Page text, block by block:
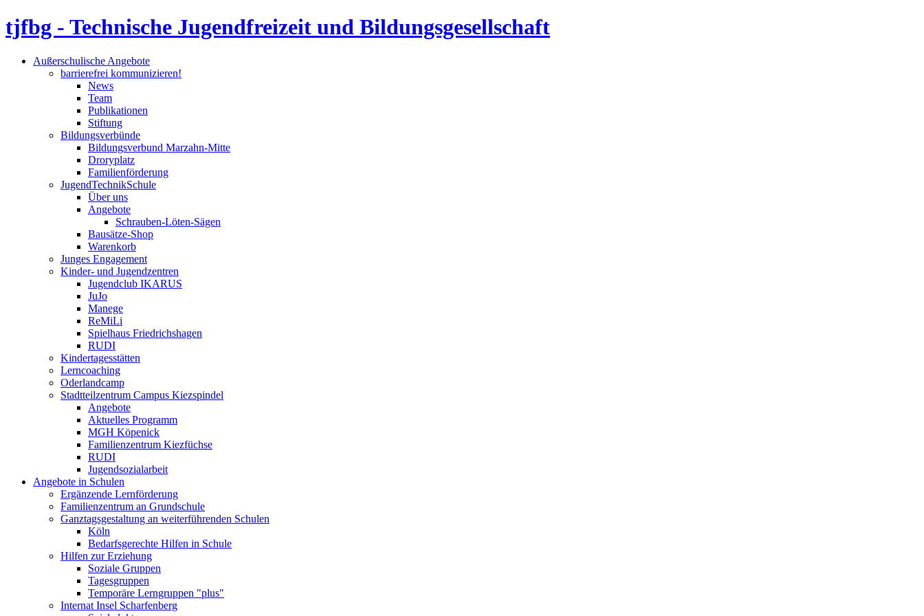
tjfbg - Technische Jugendfreizeit und Bildungsgesellschaft
Außerschulische Angebote
barrierefrei kommunizieren!
News
Team
Publikationen
Stiftung
Bildungsverbünde
Bildungsverbund Marzahn-Mitte
Droryplatz
Familienförderung
JugendTechnikSchule
Über uns
Angebote
Schrauben-Löten-Sägen
Bausätze-Shop
Warenkorb
Junges Engagement
Kinder- und Jugendzentren
Jugendclub IKARUS
JuJo
Manege
ReMiLi
Spielhaus Friedrichshagen
RUDI
Kindertagesstätten
Lerncoaching
Oderlandcamp
Stadtteilzentrum Campus Kiezspindel
Angebote
Aktuelles Programm
MGH Köpenick
Familienzentrum Kiezfüchse
RUDI
Jugendsozialarbeit
Angebote in Schulen
Ergänzende Lernförderung
Familienzentrum an Grundschule
Ganztagsgestaltung an weiterführenden Schulen
Köln
Bedarfsgerechte Hilfen in Schule
Hilfen zur Erziehung
Soziale Gruppen
Tagesgruppen
Temporäre Lerngruppen "plus"
Internat Insel Scharfenberg